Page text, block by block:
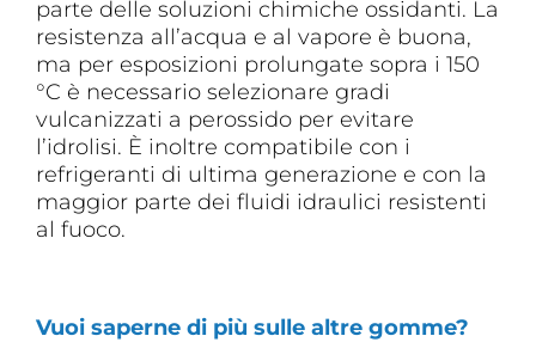
parte delle soluzioni chimiche ossidanti. La
resistenza all’acqua e al vapore è buona,
ma per esposizioni prolungate sopra i 150
°C è necessario selezionare gradi
vulcanizzati a perossido per evitare
l’idrolisi. È inoltre compatibile con i
refrigeranti di ultima generazione e con la
maggior parte dei fluidi idraulici resistenti
al fuoco.
Vuoi saperne di più sulle altre gomme?